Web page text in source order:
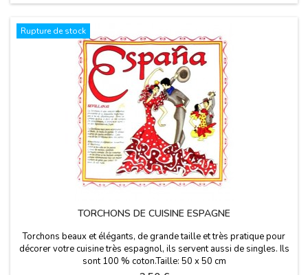
Rupture de stock
TORCHONS DE CUISINE ESPAGNE
Torchons beaux et élégants, de grande taille et très pratique pour
décorer votre cuisine très espagnol, ils servent aussi de singles. Ils
sont 100 % coton.Taille: 50 x 50 cm